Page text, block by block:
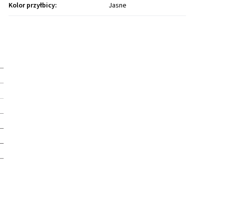
Kolor przyłbicy: Jasne